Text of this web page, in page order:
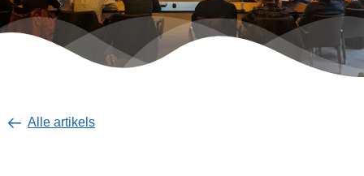
Alle artikels